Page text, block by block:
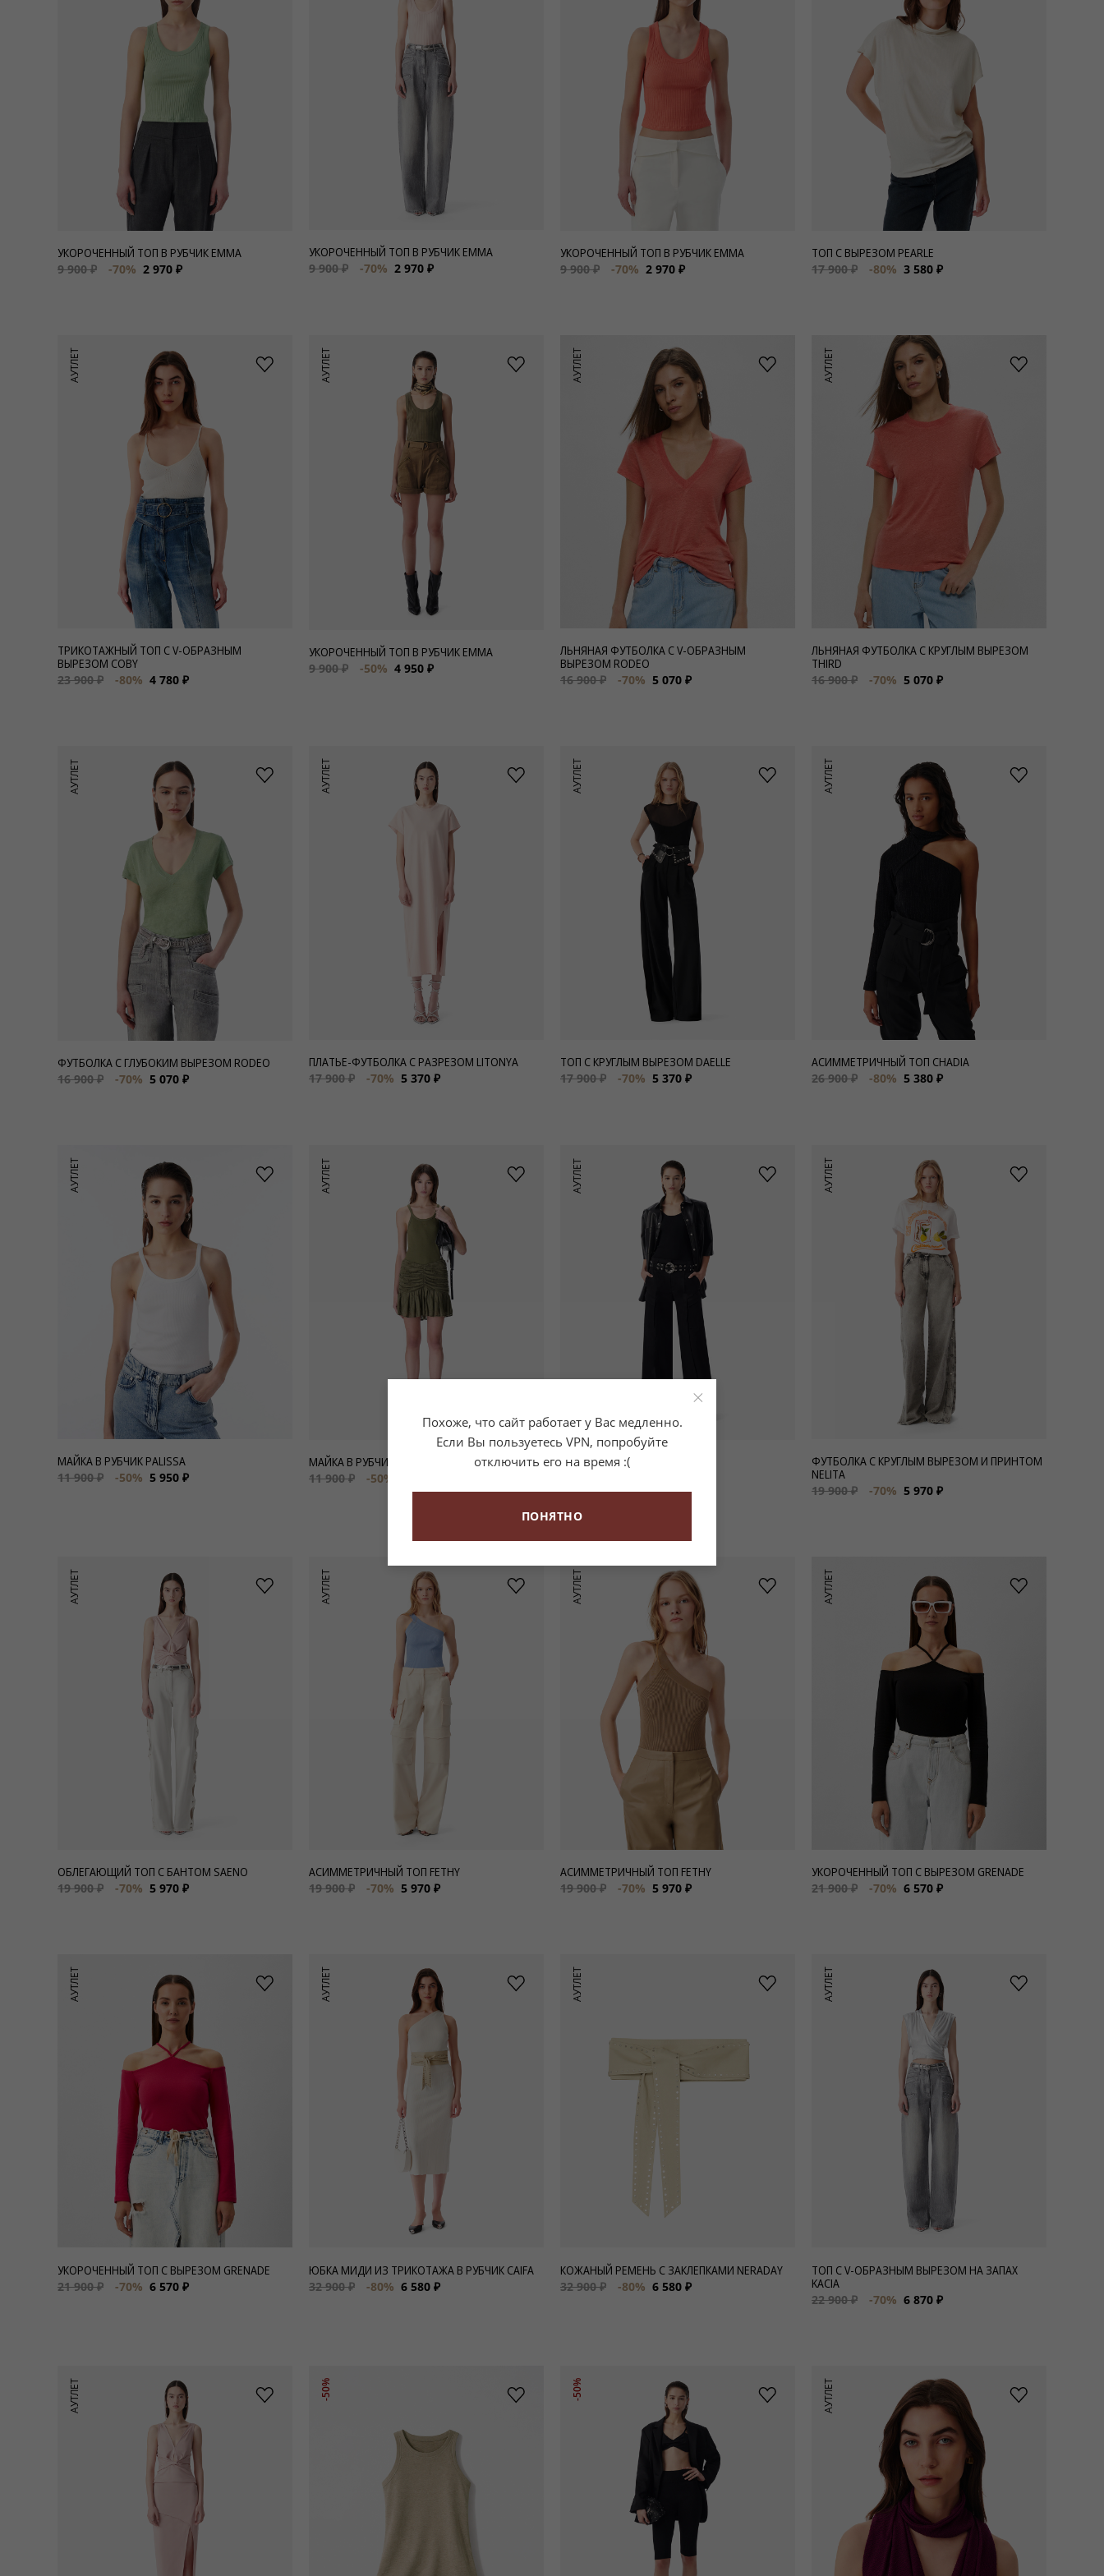
Сумки и аксессуары
УКОРОЧЕННЫЙ ТОП В РУБЧИК EMMA
9 900 ₽
-70% 2 970 ₽
УКОРОЧЕННЫЙ ТОП В РУБЧИК EMMA
9 900 ₽
-70% 2 970 ₽
УКОРОЧЕННЫЙ ТОП В РУБЧИК EMMA
9 900 ₽
-70% 2 970 ₽
ТОП С ВЫРЕЗОМ PEARLE
17 900 ₽
-80% 3 580 ₽
АУТЛЕТ
ТРИКОТАЖНЫЙ ТОП С V-ОБРАЗНЫМ
ВЫРЕЗОМ COBY
23 900 ₽
-80% 4 780 ₽
АУТЛЕТ
УКОРОЧЕННЫЙ ТОП В РУБЧИК EMMA
9 900 ₽
-50% 4 950 ₽
АУТЛЕТ
ЛЬНЯНАЯ ФУТБОЛКА С V-ОБРАЗНЫМ
ВЫРЕЗОМ RODEO
16 900 ₽
-70% 5 070 ₽
АУТЛЕТ
ЛЬНЯНАЯ ФУТБОЛКА С КРУГЛЫМ ВЫРЕЗОМ
THIRD
16 900 ₽
-70% 5 070 ₽
АУТЛЕТ
ФУТБОЛКА С ГЛУБОКИМ ВЫРЕЗОМ RODEO
16 900 ₽
-70% 5 070 ₽
АУТЛЕТ
ПЛАТЬЕ-ФУТБОЛКА С РАЗРЕЗОМ LITONYA
17 900 ₽
-70% 5 370 ₽
АУТЛЕТ
ТОП С КРУГЛЫМ ВЫРЕЗОМ DAELLE
17 900 ₽
-70% 5 370 ₽
АУТЛЕТ
АСИММЕТРИЧНЫЙ ТОП CHADIA
26 900 ₽
-80% 5 380 ₽
АУТЛЕТ
МАЙКА В РУБЧИК PALISSA
11 900 ₽
-50% 5 950 ₽
АУТЛЕТ
МАЙКА В РУБЧИК PALISSA
11 900 ₽
-50%
АУТЛЕТ
МАЙКА В РУБЧИК PALISSA
АУТЛЕТ
ФУТБОЛКА С КРУГЛЫМ ВЫРЕЗОМ И ПРИНТОМ
NELITA
19 900 ₽
-70% 5 970 ₽
АУТЛЕТ
ОБЛЕГАЮЩИЙ ТОП С БАНТОМ SAENO
19 900 ₽
-70% 5 970 ₽
АУТЛЕТ
АСИММЕТРИЧНЫЙ ТОП FETHY
19 900 ₽
-70% 5 970 ₽
АУТЛЕТ
АСИММЕТРИЧНЫЙ ТОП FETHY
19 900 ₽
-70% 5 970 ₽
АУТЛЕТ
УКОРОЧЕННЫЙ ТОП С ВЫРЕЗОМ GRENADE
21 900 ₽
-70% 6 570 ₽
АУТЛЕТ
УКОРОЧЕННЫЙ ТОП С ВЫРЕЗОМ GRENADE
21 900 ₽
-70% 6 570 ₽
АУТЛЕТ
ЮБКА МИДИ ИЗ ТРИКОТАЖА В РУБЧИК CAIFA
32 900 ₽
-80% 6 580 ₽
АУТЛЕТ
КОЖАНЫЙ РЕМЕНЬ С ЗАКЛЕПКАМИ NERADAY
32 900 ₽
-80% 6 580 ₽
АУТЛЕТ
ТОП С V-ОБРАЗНЫМ ВЫРЕЗОМ НА ЗАПАХ
KACIA
22 900 ₽
-70% 6 870 ₽
АУТЛЕТ -50% -50% АУТЛЕТ
×
Похоже, что сайт работает у Вас медленно.
Если Вы пользуетесь VPN, попробуйте
отключить его на время :(
ПОНЯТНО